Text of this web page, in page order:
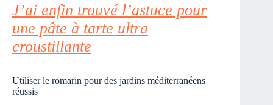
J’ai enfin trouvé l’astuce pour
une pâte à tarte ultra
croustillante
Utiliser le romarin pour des jardins méditerranéens
réussis